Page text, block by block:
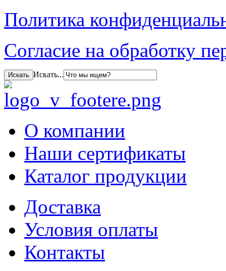
Политика
Согласие на обработку
Искать...
О компании
Наши сертификаты
Каталог продукции
Доставка
Условия оплаты
Контакты